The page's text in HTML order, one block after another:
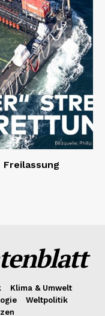
Klima & Umwelt
Weltpolitik